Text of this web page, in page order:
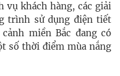
vụ khách hàng, các giải
trình sử dụng điện tiết
miền Bắc đang có
số thời điểm mùa nắng